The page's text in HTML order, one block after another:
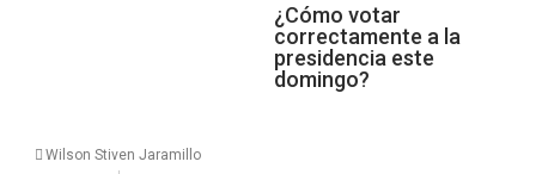
¿Cómo votar
correctamente a la
presidencia este
domingo?
Wilson Stiven Jaramillo